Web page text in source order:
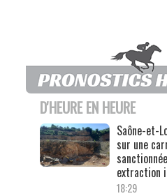
D'HEURE EN HEURE
Saône-et-
sur une
extraction
18:29